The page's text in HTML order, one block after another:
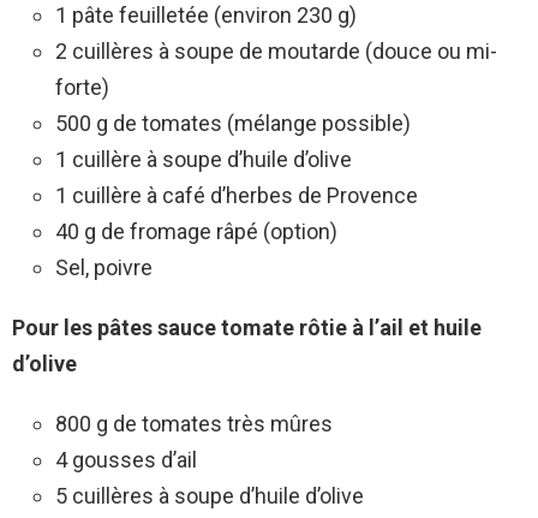
1 pâte feuilletée (environ 230 g)
2 cuillères à soupe de moutarde (douce ou mi-
forte)
500 g de tomates (mélange possible)
1 cuillère à soupe d’huile d’olive
1 cuillère à café d’herbes de Provence
40 g de fromage râpé (option)
Sel, poivre
Pour les pâtes sauce tomate rôtie à l’ail et huile
d’olive
800 g de tomates très mûres
4 gousses d’ail
5 cuillères à soupe d’huile d’olive